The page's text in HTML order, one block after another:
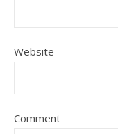
Website
Comment